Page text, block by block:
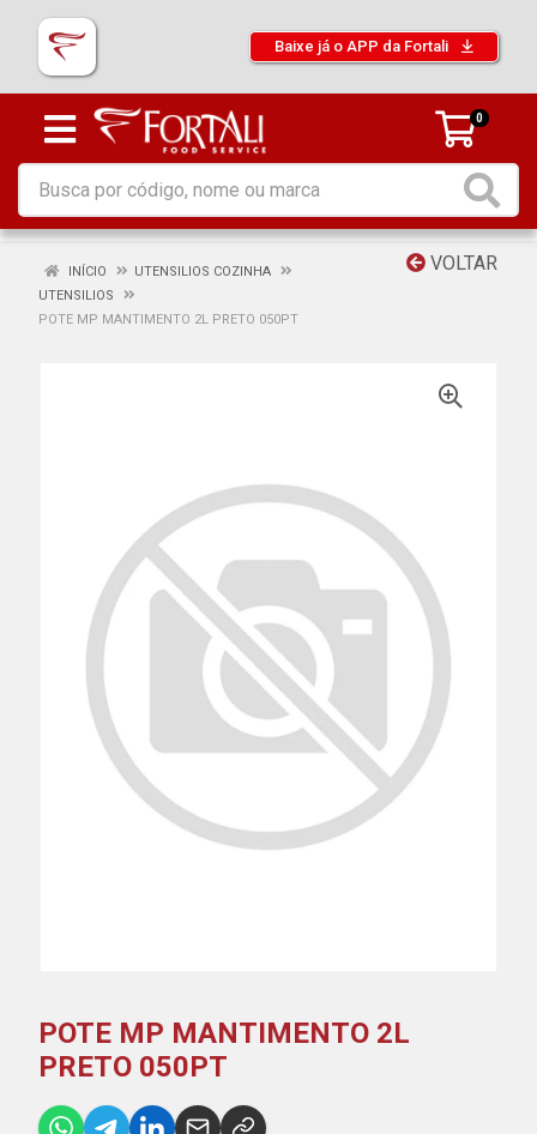
Baixe já o APP da Fortali
0
VOLTAR
INÍCIO
UTENSILIOS COZINHA
UTENSILIOS
POTE MP MANTIMENTO 2L PRETO 050PT
POTE MP MANTIMENTO 2L
PRETO 050PT